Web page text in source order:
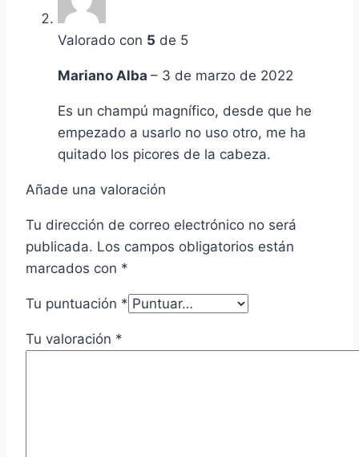
Valorado con 5 de 5
Mariano Alba – 3 de marzo de 2022
Es un champú magnífico, desde que he
empezado a usarlo no uso otro, me ha
quitado los picores de la cabeza.
Añade una valoración
Tu dirección de correo electrónico no será
publicada. Los campos obligatorios están
marcados con *
Tu puntuación *
Tu valoración *